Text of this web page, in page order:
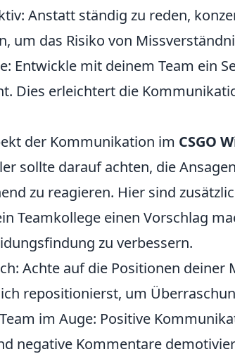
Anstatt ständig zu reden,
um das Risiko von
Entwickle mit deinem Team ein
Dies erleichtert die
der Kommunikation im CSGO
sollte darauf achten, die
zu reagieren. Hier sind
Teamkollege einen Vorschlag
zu verbessern.
Achte auf die Positionen deiner
repositionierst, um
im Auge: Positive
negative Kommentare